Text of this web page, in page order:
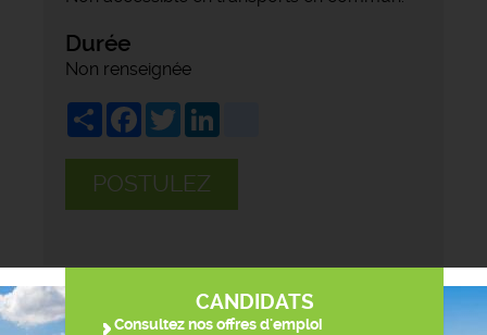
Durée
Non renseignée
ShareFacebook
Twitter
POSTULEZ
CANDIDATS
Consultez nos offres d'emploi